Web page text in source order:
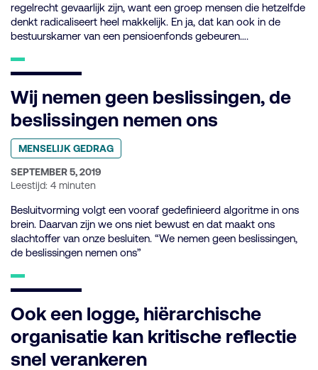
regelrecht gevaarlijk zijn, want een groep mensen die hetzelfde
denkt radicaliseert heel makkelijk. En ja, dat kan ook in de
bestuurskamer van een pensioenfonds gebeuren….
Wij nemen geen beslissingen, de
beslissingen nemen ons
Geplaatst
categorie:
MENSELIJK GEDRAG
GEPUBLICEERD
OP:
SEPTEMBER 5, 2019
Leestijd: 4 minuten
Besluitvorming volgt een vooraf gedefinieerd algoritme in ons
brein. Daarvan zijn we ons niet bewust en dat maakt ons
slachtoffer van onze besluiten. “We nemen geen beslissingen,
de beslissingen nemen ons”
Ook een logge, hiërarchische
organisatie kan kritische reflectie
snel verankeren